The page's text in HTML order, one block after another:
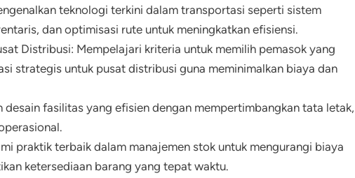
teknologi terkini dalam transportasi seperti sistem
dan optimisasi rute untuk meningkatkan efisiensi.
Distribusi: Mempelajari kriteria untuk memilih pemasok yang
strategis untuk pusat distribusi guna meminimalkan biaya dan
desain fasilitas yang efisien dengan mempertimbangkan tata letak,
praktik terbaik dalam manajemen stok untuk mengurangi biaya
ketersediaan barang yang tepat waktu.